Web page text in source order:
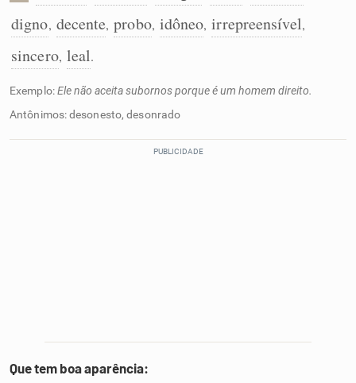
digno, decente, probo, idôneo, irrepreensível,
sincero, leal.
Exemplo:Ele não aceita subornos porque é um homem direito.
Antônimos: desonesto, desonrado
Que tem boa aparência: